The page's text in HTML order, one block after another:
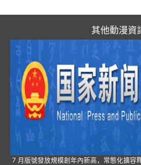
其他動漫資
7 月版號發放規模創年內新高，常態化擴容